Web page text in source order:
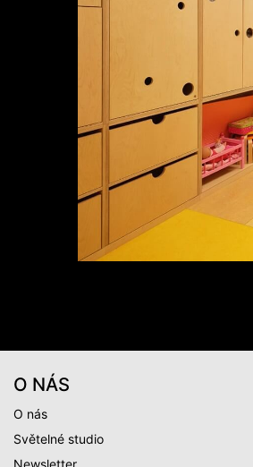
O NÁS
O nás
Světelné studio
Newsletter